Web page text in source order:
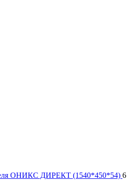
ОНИКС ДИРЕКТ (1540*450*54) 6